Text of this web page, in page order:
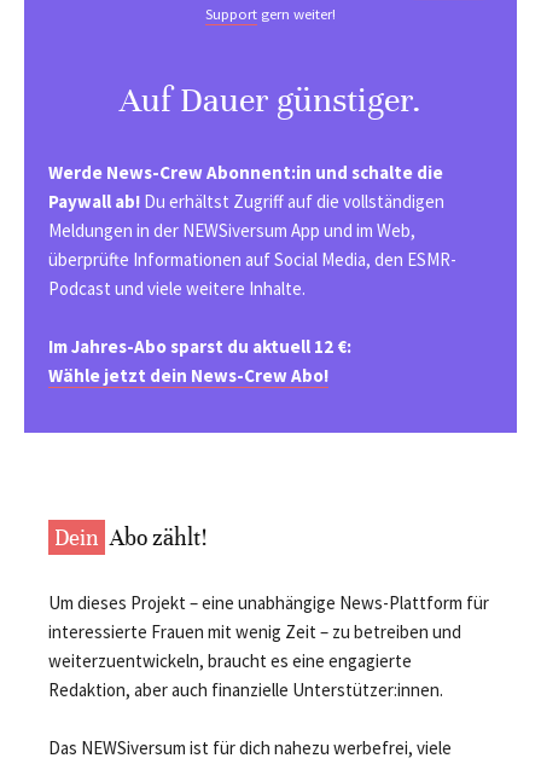
Support gern weiter!
Auf Dauer günstiger.
Werde News-Crew Abonnent:in und schalte die
Paywall ab! Du erhältst Zugriff auf die vollständigen
Meldungen in der NEWSiversum App und im Web,
überprüfte Informationen auf Social Media, den ESMR-
Podcast und viele weitere Inhalte.
Im Jahres-Abo sparst du aktuell 12 €:
Wähle jetzt dein News-Crew Abo!
Dein Abo zählt!
Um dieses Projekt – eine unabhängige News-Plattform für
interessierte Frauen mit wenig Zeit – zu betreiben und
weiterzuentwickeln, braucht es eine engagierte
Redaktion, aber auch finanzielle Unterstützer:innen.
Das NEWSiversum ist für dich nahezu werbefrei, viele